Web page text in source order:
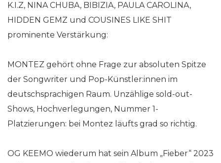
K.I.Z, NINA CHUBA, BIBIZIA, PAULA CAROLINA,
HIDDEN GEMZ und COUSINES LIKE SHIT
prominente Verstärkung:
MONTEZ gehört ohne Frage zur absoluten Spitze
der Songwriter und Pop-Künstler:innen im
deutschsprachigen Raum. Unzählige sold-out-
Shows, Hochverlegungen, Nummer 1-
Platzierungen: bei Montez läufts grad so richtig.
OG KEEMO wiederum hat sein Album „Fieber“ 2023